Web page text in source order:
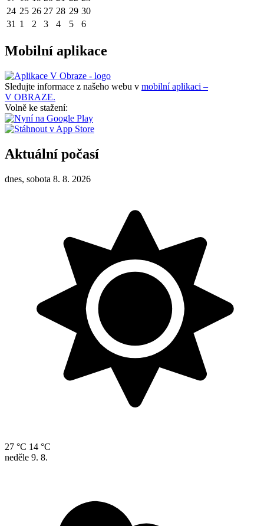
24 25 26 27 28 29 30
31 1 2 3 4 5 6
Mobilní aplikace
Sledujte informace z našeho webu v mobilní aplikaci –
V OBRAZE.
Volně ke stažení:
Aktuální počasí
dnes, sobota 8. 8. 2026
27 °C 14 °C
neděle 9. 8.